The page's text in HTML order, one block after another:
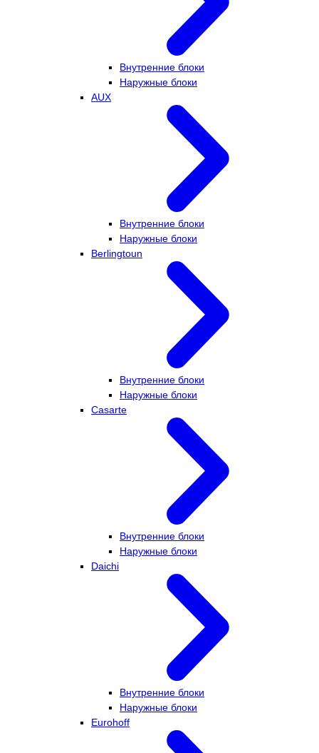
Внутренние блоки
Наружные блоки
AUX
Внутренние блоки
Наружные блоки
Berlingtoun
Внутренние блоки
Наружные блоки
Casarte
Внутренние блоки
Наружные блоки
Daichi
Внутренние блоки
Наружные блоки
Eurohoff